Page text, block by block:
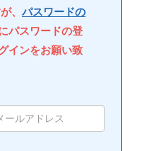
、 パスワードの
パスワードの登
インをお願い致